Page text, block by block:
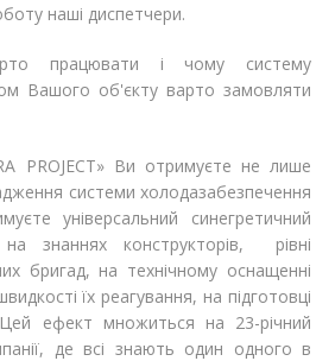
наші диспетчери.
працювати і чому систему
Вашого об'єкту варто замовляти
PROJECT» Ви отримуєте не лише
системи холодазабезпечення
універсальний синегретичний
знаннях конструкторів, рівні
бригад, на технічному оснащенні
їх реагування, на підготовці
ефект множиться на 23-річний
де всі знають один одного в